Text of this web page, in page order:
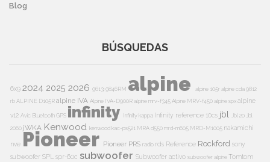
Blog
BÚSQUEDAS
6x9 2024 2025 2026 9613i9846RM alpine alpine 105r alpine cda 9812
rbALPINE D105Ralpine IVA Alpine IVA-D900Ralpine mrv-f345Alpine MRV-f450alpine spxalpine
v12 Avic BluetoothGPS infinity Infinity kappa Infinity reference 10cs jbl Jbl 20 Jbl
2060 jWKA Kenwood kenwood kac-ps521 MRA d550mrd-m605 MRD-M1005 nakamichi
nve Pioneer Pioneer PRS radio rds Reference Rockford sony
subwoofer SPL spr-60c subwoofer Subwoofer activo subwoofer alpine Tomtom